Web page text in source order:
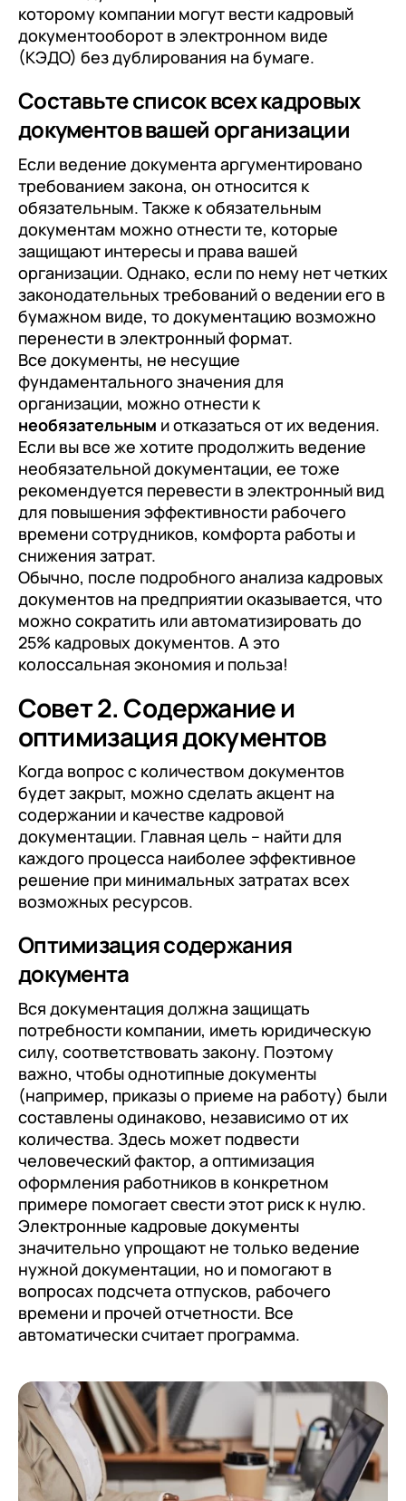
которому компании могут вести кадровый
документооборот в электронном виде
(КЭДО) без дублирования на бумаге.
Составьте список всех кадровых
документов вашей организации
Если ведение документа аргументировано
требованием закона, он относится к
обязательным. Также к обязательным
документам можно отнести те, которые
защищают интересы и права вашей
организации. Однако, если по нему нет четких
законодательных требований о ведении его в
бумажном виде, то документацию возможно
перенести в электронный формат.
Все документы, не несущие
фундаментального значения для
организации, можно отнести к
необязательным и отказаться от их ведения.
Если вы все же хотите продолжить ведение
необязательной документации, ее тоже
рекомендуется перевести в электронный вид
для повышения эффективности рабочего
времени сотрудников, комфорта работы и
снижения затрат.
Обычно, после подробного анализа кадровых
документов на предприятии оказывается, что
можно сократить или автоматизировать до
25% кадровых документов. А это
колоссальная экономия и польза!
Совет 2. Содержание и
оптимизация документов
Когда вопрос с количеством документов
будет закрыт, можно сделать акцент на
содержании и качестве кадровой
документации. Главная цель – найти для
каждого процесса наиболее эффективное
решение при минимальных затратах всех
возможных ресурсов.
Оптимизация содержания
документа
Вся документация должна защищать
потребности компании, иметь юридическую
силу, соответствовать закону. Поэтому
важно, чтобы однотипные документы
(например, приказы о приеме на работу) были
составлены одинаково, независимо от их
количества. Здесь может подвести
человеческий фактор, а оптимизация
оформления работников в конкретном
примере помогает свести этот риск к нулю.
Электронные кадровые документы
значительно упрощают не только ведение
нужной документации, но и помогают в
вопросах подсчета отпусков, рабочего
времени и прочей отчетности. Все
автоматически считает программа.